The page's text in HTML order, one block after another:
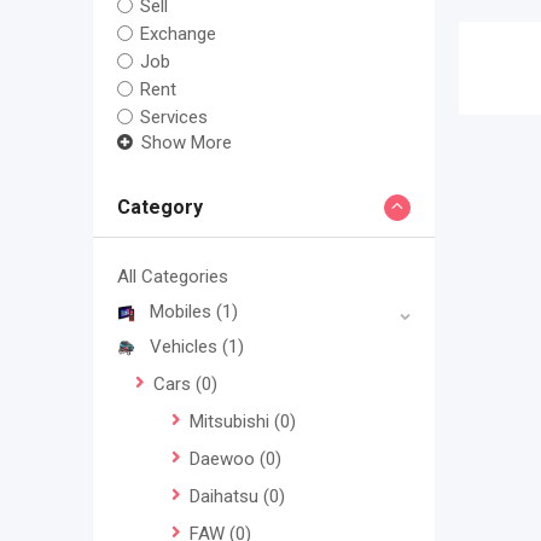
Sell
Exchange
Job
Rent
Services
Show More
Category
All Categories
Mobiles (1)
Vehicles (1)
Cars (0)
Mitsubishi (0)
Daewoo (0)
Daihatsu (0)
FAW (0)